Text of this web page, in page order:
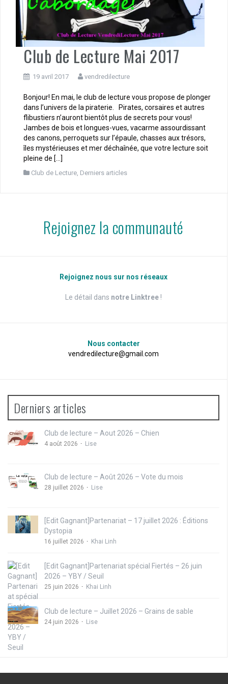
Club de Lecture Mai 2017
19 avril 2017 vendredilecture
Bonjour! En mai, le club de lecture vous propose de plonger
dans l’univers de la piraterie. Pirates, corsaires et autres
flibustiers n’auront bientôt plus de secrets pour vous!
Jambes de bois et longues-vues, vacarme assourdissant
des canons, perroquets sur l’épaule, chasses aux trésors,
îles mystérieuses et mer déchaînée, que votre lecture soit
pleine de […]
Club de Lecture Derniers articles
Rejoignez la communauté
Rejoignez nous sur nos réseaux
Le détail dans notre Linktree !
Nous contacter
vendredilecture@gmail.com
Derniers articles
Club de lecture – Aout 2026 – Chien
4 août 2026 Lise
Club de lecture – Août 2026 – Vote du mois
28 juillet 2026 Lise
[Edit Gagnant]Partenariat – 17 juillet 2026 : Éditions
Dystopia
16 juillet 2026 Khai Linh
[Edit Gagnant]Partenariat spécial Fiertés – 26 juin
2026 – YBY / Seuil
25 juin 2026 Khai Linh
Club de lecture – Juillet 2026 – Grains de sable
24 juin 2026 Lise